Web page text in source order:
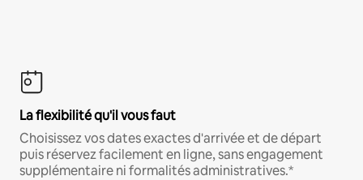
La flexibilité qu'il vous faut
Choisissez vos dates exactes d'arrivée et de départ
puis réservez facilement en ligne, sans engagement
supplémentaire ni formalités administratives.*